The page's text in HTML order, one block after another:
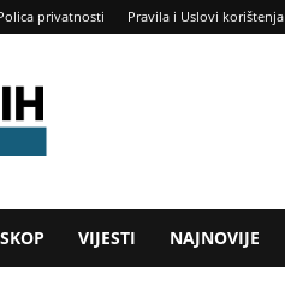
privatnosti Pravila i Uslovi korištenja
VIJESTI NAJNOVIJE